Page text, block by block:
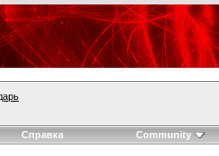
Справка Community